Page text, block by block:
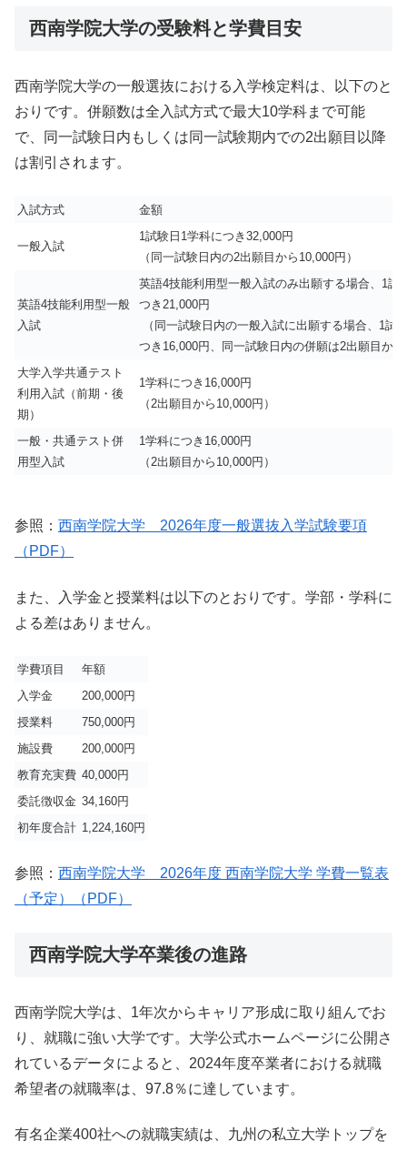
西南学院大学の受験料と学費目安
西南学院大学の一般選抜における入学検定料は、以下のと
おりです。併願数は全入試方式で最大10学科まで可能
で、同一試験日内もしくは同一試験期内での2出願目以降
は割引されます。
入試方式 金額
一般入試
1試験日1学科につき32,000円
（同一試験日内の2出願目から10,000円）
英語4技能利用型一般
入試
英語4技能利用型一般入試のみ出願する場合、1試
つき21,000円
（同一試験日内の一般入試に出願する場合、1試
つき16,000円、同一試験日内の併願は2出願目か
大学入学共通テスト
利用入試（前期・後
期）
1学科につき16,000円
（2出願目から10,000円）
一般・共通テスト併
用型入試
1学科につき16,000円
（2出願目から10,000円）
参照： 西南学院大学 2026年度一般選抜入学試験要項
（PDF）
また、入学金と授業料は以下のとおりです。学部・学科に
よる差はありません。
学費項目
年額
入学金
200,000円
授業料
750,000円
施設費
200,000円
教育充実費 40,000円
委託徴収金 34,160円
初年度合計 1,224,160円
参照： 西南学院大学 2026年度 西南学院大学 学費一覧表
（予定）（PDF）
西南学院大学卒業後の進路
西南学院大学は、1年次からキャリア形成に取り組んでお
り、就職に強い大学です。大学公式ホームページに公開さ
れているデータによると、2024年度卒業者における就職
希望者の就職率は、97.8％に達しています。
有名企業400社への就職実績は、九州の私立大学トップを